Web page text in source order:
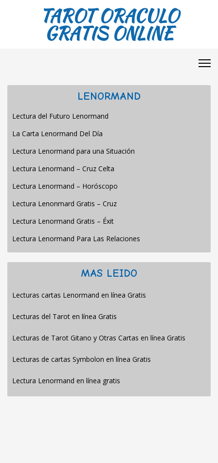
TAROT ORACULO
GRATIS ONLINE
LENORMAND
Lectura del Futuro Lenormand
La Carta Lenormand Del Día
Lectura Lenormand para una Situación
Lectura Lenormand – Cruz Celta
Lectura Lenormand – Horóscopo
Lectura Lenonmard Gratis – Cruz
Lectura Lenormand Gratis – Éxit
Lectura Lenormand Para Las Relaciones
MAS LEIDO
Lecturas cartas Lenormand en línea Gratis
Lecturas del Tarot en línea Gratis
Lecturas de Tarot Gitano y Otras Cartas en línea Gratis
Lecturas de cartas Symbolon en línea Gratis
Lectura Lenormand en línea gratis